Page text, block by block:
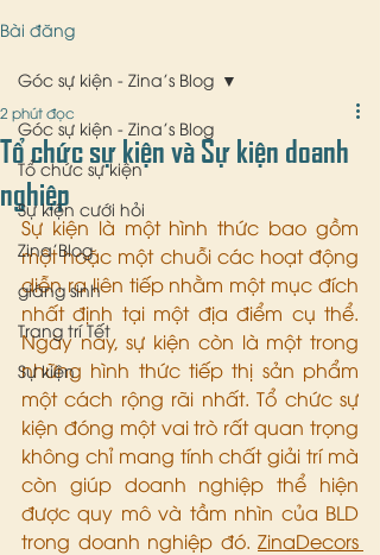
Bài đăng
Góc sự kiện - Zina's Blog
Tổ chức sự kiện
Sự kiện cưới hỏi
Zina'Blog
giáng sinh
Trang trí Tết
Sự kiện
Góc sự kiện - Zina's Blog
Tổ chức sự kiện và Sự kiện doanh
nghiệp
2 phút đọc
Sự kiện là một hình thức bao gồm
một hoặc một chuỗi các hoạt động
diễn ra liên tiếp nhằm một mục đích
nhất định tại một địa điểm cụ thể.
Ngày nay, sự kiện còn là một trong
những hình thức tiếp thị sản phẩm
một cách rộng rãi nhất. Tổ chức sự
kiện đóng một vai trò rất quan trọng
không chỉ mang tính chất giải trí mà
còn giúp doanh nghiệp thể hiện
được quy mô và tầm nhìn của BLD
trong doanh nghiệp đó. ZinaDecors